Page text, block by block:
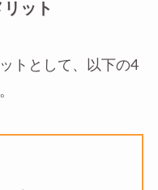
ット
トとして、以下の4